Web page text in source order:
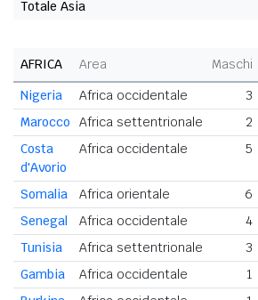
Totale Asia
AFRICA Area Maschi
Nigeria
Africa occidentale 3
Marocco
Africa settentrionale 2
Costa
d'Avorio
Africa occidentale 5
Somalia Africa orientale 6
Senegal
Africa occidentale 4
Tunisia
Africa settentrionale 3
Gambia
Africa occidentale 1